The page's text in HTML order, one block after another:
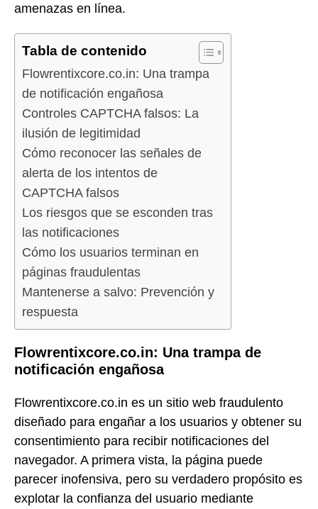
amenazas en línea.
Tabla de contenido
Flowrentixcore.co.in: Una trampa
de notificación engañosa
Controles CAPTCHA falsos: La
ilusión de legitimidad
Cómo reconocer las señales de
alerta de los intentos de
CAPTCHA falsos
Los riesgos que se esconden tras
las notificaciones
Cómo los usuarios terminan en
páginas fraudulentas
Mantenerse a salvo: Prevención y
respuesta
Flowrentixcore.co.in: Una trampa de
notificación engañosa
Flowrentixcore.co.in es un sitio web fraudulento
diseñado para engañar a los usuarios y obtener su
consentimiento para recibir notificaciones del
navegador. A primera vista, la página puede
parecer inofensiva, pero su verdadero propósito es
explotar la confianza del usuario mediante